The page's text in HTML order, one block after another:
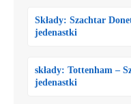
Składy: Szachtar
jedenastki
składy: Tottenham –
jedenastki